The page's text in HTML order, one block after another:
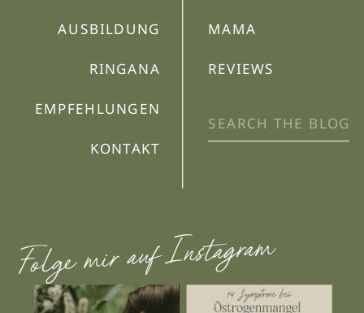
KONTAKT
AUSBILDUNG
RINGANA
EMPFEHLUNGEN
REVIEWS
MAMA
Search
for:
Folge mir auf Instagram